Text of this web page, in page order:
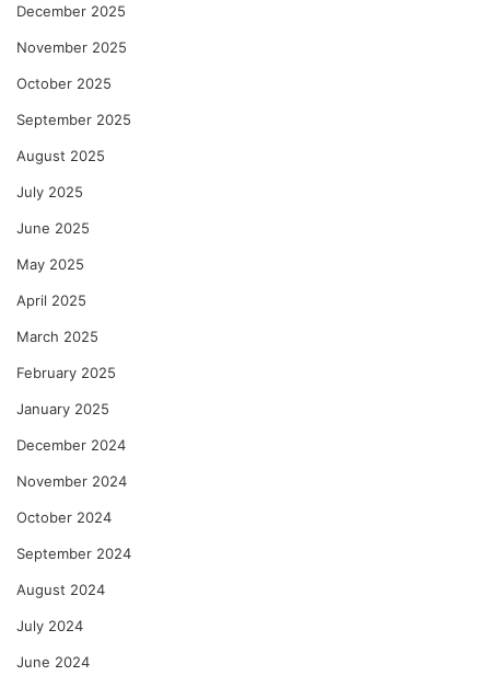
December 2025
November 2025
October 2025
September 2025
August 2025
July 2025
June 2025
May 2025
April 2025
March 2025
February 2025
January 2025
December 2024
November 2024
October 2024
September 2024
August 2024
July 2024
June 2024